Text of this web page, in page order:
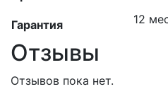
Гарантия 12
Отзывы
Отзывов пока нет.